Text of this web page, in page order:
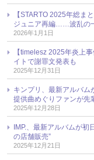
【STARTO 2025年総ま
ジュニア再編……波乱の
2026年1月1日
【timelesz 2025年炎上
イトで謝罪文発表も
2025年12月31日
キンプリ、最新アルバ
提供曲めぐりファンが先
2025年12月28日
IMP.、最新アルバムが
の店舗販売”
2025年12月21日